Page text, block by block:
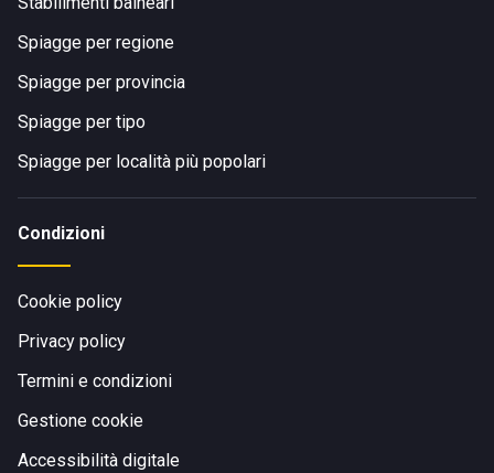
Spiagge per regione
Spiagge per provincia
Spiagge per tipo
Spiagge per località più popolari
Condizioni
Cookie policy
Privacy policy
Termini e condizioni
Gestione cookie
Accessibilità digitale